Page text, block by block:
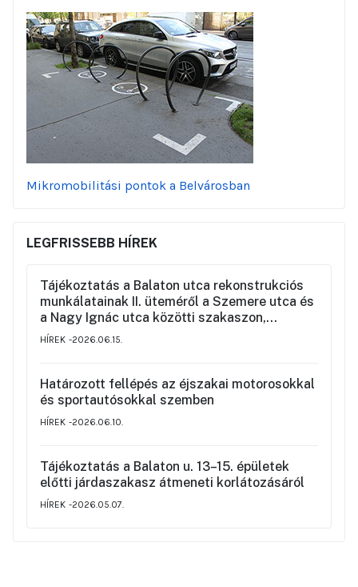
Mikromobilitási pontok a Belvárosban
LEGFRISSEBB HÍREK
Tájékoztatás a Balaton utca rekonstrukciós
munkálatainak II. üteméről a Szemere utca és
a Nagy Ignác utca közötti szakaszon,
valamint a környék ideiglenes forgalmi
HÍREK 2026.06.15.
Határozott fellépés az éjszakai motorosokkal
és sportautósokkal szemben
HÍREK 2026.06.10.
Tájékoztatás a Balaton u. 13–15. épületek
előtti járdaszakasz átmeneti korlátozásáról
HÍREK 2026.05.07.